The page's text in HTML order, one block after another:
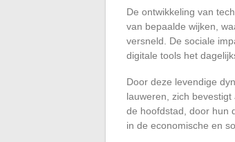
De ontwikkeling van
van bepaalde wijken,
versneld. De sociale
digitale tools het
Door deze levendige
lauweren, zich
de hoofdstad, door hun
in de economische en